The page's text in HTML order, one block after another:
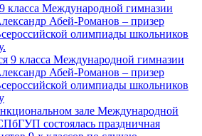
9 класса Международной гимназии
Абей-Романов – призер
олимпиады школьников